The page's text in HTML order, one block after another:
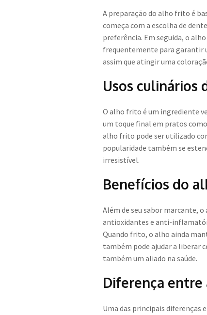
A preparação do alho frito é
começa com a escolha de
preferência. Em seguida, o
frequentemente para garantir
assim que atingir uma
Usos culinários
O alho frito é um ingrediente
um toque final em pratos
alho frito pode ser utilizado
popularidade também se
irresistível.
Benefícios do
Além de seu sabor marcante,
antioxidantes e anti-
Quando frito, o alho ainda
também pode ajudar a liberar
também um aliado na saúde.
Diferença
Uma das principais diferenças